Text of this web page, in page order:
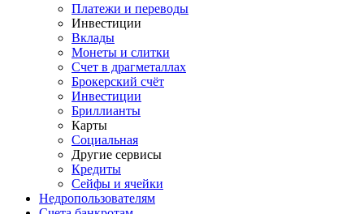
Платежи и переводы
Инвестиции
Вклады
Монеты и слитки
Счет в драгметаллах
Брокерский счёт
Инвестиции
Бриллианты
Карты
Социальная
Другие сервисы
Кредиты
Сейфы и ячейки
Недропользователям